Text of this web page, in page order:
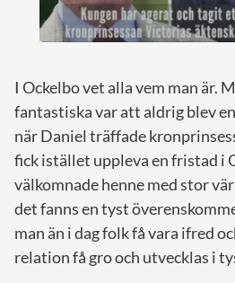
I Ockelbo vet alla vem man är.
fantastiska var att aldrig blev
när Daniel träffade
fick istället uppleva en fristad i
välkomnade henne med stor
det fanns en tyst
man än i dag folk få vara ifred
relation få gro och utvecklas i